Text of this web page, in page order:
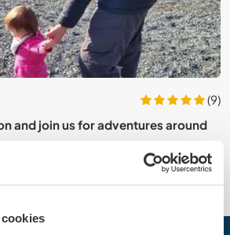
(9)
and join us for adventures around